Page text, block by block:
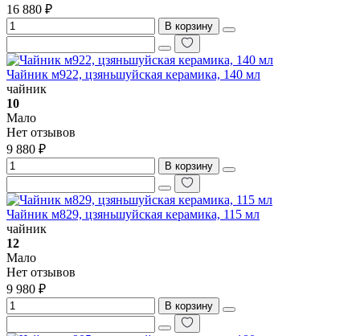
16 880 ₽
В корзину
Чайник м922, цзяньшуйская керамика, 140 мл
чайник
10
Мало
Нет отзывов
9 880 ₽
В корзину
Чайник м829, цзяньшуйская керамика, 115 мл
чайник
12
Мало
Нет отзывов
9 980 ₽
В корзину